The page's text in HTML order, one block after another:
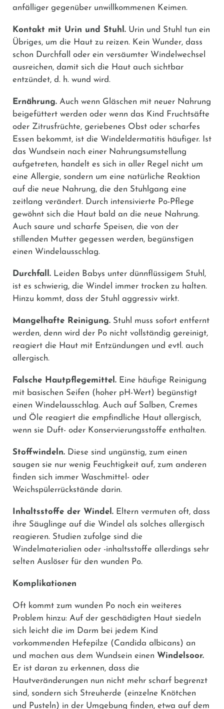
anfälliger gegenüber unwillkommenen Keimen.
Kontakt mit Urin und Stuhl. Urin und Stuhl tun ein
Übriges, um die Haut zu reizen. Kein Wunder, dass
schon Durchfall oder ein versäumter Windelwechsel
ausreichen, damit sich die Haut auch sichtbar
entzündet, d. h. wund wird.
Ernährung. Auch wenn Gläschen mit neuer Nahrung
beigefüttert werden oder wenn das Kind Fruchtsäfte
oder Zitrusfrüchte, geriebenes Obst oder scharfes
Essen bekommt, ist die Windeldermatitis häufiger. Ist
das Wundsein nach einer Nahrungsumstellung
aufgetreten, handelt es sich in aller Regel nicht um
eine Allergie, sondern um eine natürliche Reaktion
auf die neue Nahrung, die den Stuhlgang eine
zeitlang verändert. Durch intensivierte Po-Pflege
gewöhnt sich die Haut bald an die neue Nahrung.
Auch saure und scharfe Speisen, die von der
stillenden Mutter gegessen werden, begünstigen
einen Windelausschlag.
Durchfall. Leiden Babys unter dünnflüssigem Stuhl,
ist es schwierig, die Windel immer trocken zu halten.
Hinzu kommt, dass der Stuhl aggressiv wirkt.
Mangelhafte Reinigung. Stuhl muss sofort entfernt
werden, denn wird der Po nicht vollständig gereinigt,
reagiert die Haut mit Entzündungen und evtl. auch
allergisch.
Falsche Hautpflegemittel. Eine häufige Reinigung
mit basischen Seifen (hoher pH-Wert) begünstigt
einen Windelausschlag. Auch auf Salben, Cremes
und Öle reagiert die empfindliche Haut allergisch,
wenn sie Duft- oder Konservierungsstoffe enthalten.
Stoffwindeln. Diese sind ungünstig, zum einen
saugen sie nur wenig Feuchtigkeit auf, zum anderen
finden sich immer Waschmittel- oder
Weichspülerrückstände darin.
Inhaltsstoffe der Windel. Eltern vermuten oft, dass
ihre Säuglinge auf die Windel als solches allergisch
reagieren. Studien zufolge sind die
Windelmaterialien oder -inhaltsstoffe allerdings sehr
selten Auslöser für den wunden Po.
Komplikationen
Oft kommt zum wunden Po noch ein weiteres
Problem hinzu: Auf der geschädigten Haut siedeln
sich leicht die im Darm bei jedem Kind
vorkommenden Hefepilze (Candida albicans) an
und machen aus dem Wundsein einen Windelsoor.
Er ist daran zu erkennen, dass die
Hautveränderungen nun nicht mehr scharf begrenzt
sind, sondern sich Streuherde (einzelne Knötchen
und Pusteln) in der Umgebung finden, etwa auf dem